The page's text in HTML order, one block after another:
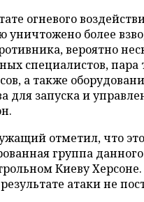
огневого
уничтожено более
вероятно
специалистов, пара
а также
для запуска и
отметил, что
группа
Киеву
атаки не